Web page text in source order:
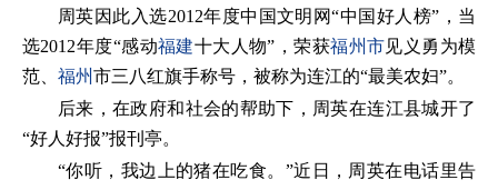
周英因此入选2012年度中国文明网“中国好人榜”，当
选2012年度“感动福建十大人物”，荣获福州市见义勇为模
范、 福州市三八红旗手称号，被称为连江的“最美农妇”。
后来，在政府和社会的帮助下，周英在连江县城开了
“好人好报”报刊亭。
“你听，我边上的猪在吃食。”近日，周英在电话里告